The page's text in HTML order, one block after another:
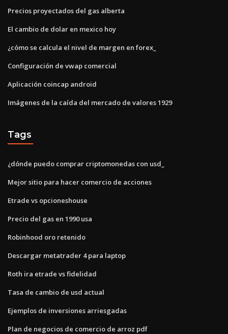
Precios proyectados del gas alberta
El cambio de dolar en mexico hoy
¿cómo se calcula el nivel de margen en forex_
Configuración de vwap comercial
Aplicación coincap android
Imágenes de la caída del mercado de valores 1929
Tags
¿dónde puedo comprar criptomonedas con usd_
Mejor sitio para hacer comercio de acciones
Etrade vs opcioneshouse
Precio del gas en 1990 usa
Robinhood oro retenido
Descargar metatrader 4 para laptop
Roth ira etrade vs fidelidad
Tasa de cambio de usd actual
Ejemplos de inversiones arriesgadas
Plan de negocios de comercio de arroz pdf